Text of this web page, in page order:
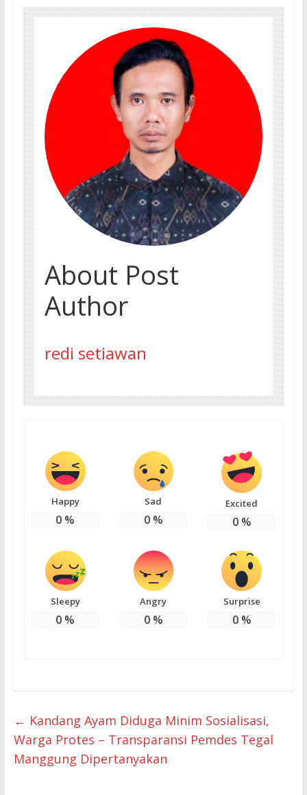
About Post
Author
redi setiawan
Happy
0 %
Sad
0%
Excited
0%
Sleepy
0 %
Angry
0%
Surprise
0%
← Kandang Ayam Diduga Minim Sosialisasi,
Warga Protes – Transparansi Pemdes Tegal
Manggung Dipertanyakan